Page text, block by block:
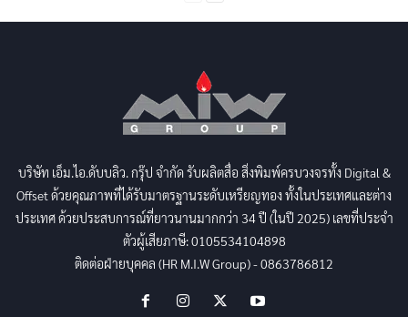
บริษัท เอ็ม.ไอ.ดับบลิว. กรุ๊ป จำกัด รับผลิตสื่อ สิ่งพิมพ์ครบวงจรทั้ง Digital &
Offset ด้วยคุณภาพที่ได้รับมาตรฐานระดับเหรียญทอง ทั้งในประเทศและต่าง
ประเทศ ด้วยประสบการณ์ที่ยาวนานมากกว่า 34 ปี (ในปี 2025) เลขที่ประจำ
ตัวผู้เสียภาษี: 0105534104898
ติดต่อฝ่ายบุคคล (HR M.I.W Group) - 0863786812